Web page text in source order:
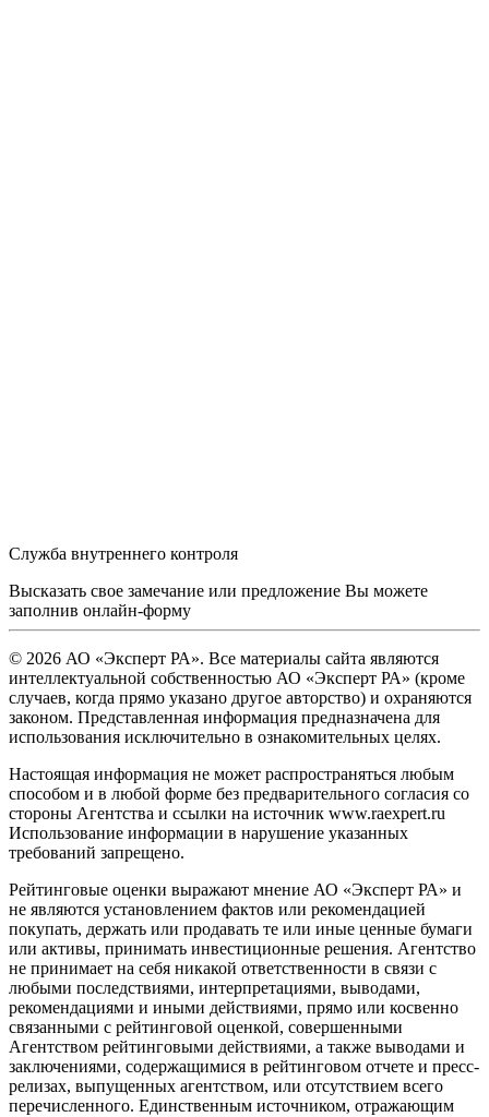
Служба внутреннего контроля
Высказать свое замечание или предложение Вы можете
заполнив онлайн-форму
© 2026 АО «Эксперт РА». Все материалы сайта являются
интеллектуальной собственностью АО «Эксперт РА» (кроме
случаев, когда прямо указано другое авторство) и охраняются
законом. Представленная информация предназначена для
использования исключительно в ознакомительных целях.
Настоящая информация не может распространяться любым
способом и в любой форме без предварительного согласия со
стороны Агентства и ссылки на источник www.raexpert.ru
Использование информации в нарушение указанных
требований запрещено.
Рейтинговые оценки выражают мнение АО «Эксперт РА» и
не являются установлением фактов или рекомендацией
покупать, держать или продавать те или иные ценные бумаги
или активы, принимать инвестиционные решения. Агентство
не принимает на себя никакой ответственности в связи с
любыми последствиями, интерпретациями, выводами,
рекомендациями и иными действиями, прямо или косвенно
связанными с рейтинговой оценкой, совершенными
Агентством рейтинговыми действиями, а также выводами и
заключениями, содержащимися в рейтинговом отчете и пресс-
релизах, выпущенных агентством, или отсутствием всего
перечисленного. Единственным источником, отражающим